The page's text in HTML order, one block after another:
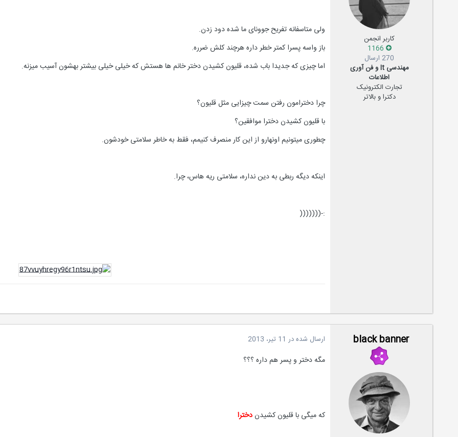
کاربر انجمن
270 ارسال
مهندسی It و فن آوری
اطلاعات
تجارت الکترونیک
دکترا و بالاتر
ولی متاسفانه تفریح جوونای ما شده دود زدن.
باز واسه پسرا کمتر خطر داره هرچند کلش ضرره.
اما چیزی که جدیدا باب شده، قلیون کشیدن دختر خانم ها هستش که خیلی خیلی بیشتر بهشون آسیب میزنه.
چرا دخترامون رفتن سمت چیزایی مثل قلیون؟
با قلیون کشیدن دخترا موافقین؟
چطوری میتونیم اونهارو از این کار منصرف کنیمم، فقط به خاطر سلامتی خودشون.
اینکه دیگه ربطی به دین نداره، سلامتی ریه هاس، چرا.
:-(((((((
black banner ارسال شده در 11 تیر، 2013
مگه دختر و پسر هم داره ؟؟؟
که میگی با قلیون کشیدندخترا